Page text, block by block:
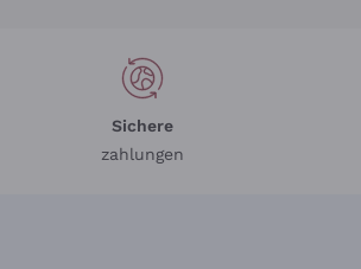
Sichere
zahlungen